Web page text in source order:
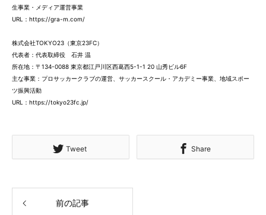
生事業・メディア運営事業
URL：https://gra-m.com/
株式会社TOKYO23（東京23FC）
代表者：代表取締役 石井 温
所在地：〒134-0088 東京都江戸川区西葛西5-1-1 20 山秀ビル6F
主な事業：プロサッカークラブの運営、サッカースクール・アカデミー事業、地域スポー
ツ振興活動
URL：https://tokyo23fc.jp/
Tweet Share
前の記事